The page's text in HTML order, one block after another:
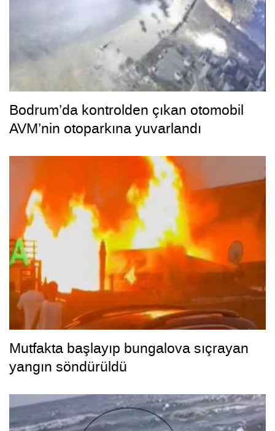
Bodrum’da kontrolden çıkan otomobil
AVM’nin otoparkına yuvarlandı
Mutfakta başlayıp bungalova sıçrayan
yangın söndürüldü